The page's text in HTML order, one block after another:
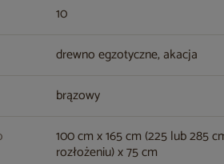
10
drewno egzotyczne, akacja
brązowy
100 cm x 165 cm (225 lub 285
rozłożeniu) x 75 cm